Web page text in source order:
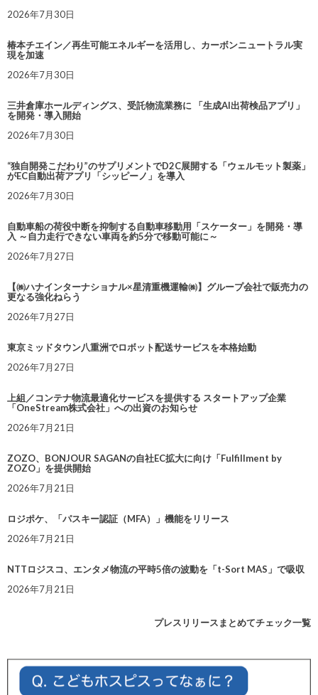
2026年7月30日
椿本チエイン／再生可能エネルギーを活用し、カーボンニュートラル実
現を加速
2026年7月30日
三井倉庫ホールディングス、受託物流業務に 「生成AI出荷検品アプリ」
を開発・導入開始
2026年7月30日
“独自開発こだわり”のサプリメントでD2C展開する「ウェルモット製薬」
がEC自動出荷アプリ「シッピーノ」を導入
2026年7月30日
自動車船の荷役中断を抑制する自動車移動用「スケーター」を開発・導
入 ～自力走行できない車両を約5分で移動可能に～
2026年7月27日
【㈱ハナインターナショナル×星清重機運輸㈱】グループ会社で販売力の
更なる強化ねらう
2026年7月27日
東京ミッドタウン八重洲でロボット配送サービスを本格始動
2026年7月27日
上組／コンテナ物流最適化サービスを提供する スタートアップ企業
「OneStream株式会社」への出資のお知らせ
2026年7月21日
ZOZO、BONJOUR SAGANの自社EC拡大に向け「Fulfillment by
ZOZO」を提供開始
2026年7月21日
ロジポケ、「パスキー認証（MFA）」機能をリリース
2026年7月21日
NTTロジスコ、エンタメ物流の平時5倍の波動を「t-Sort MAS」で吸収
2026年7月21日
プレスリリースまとめてチェック一覧